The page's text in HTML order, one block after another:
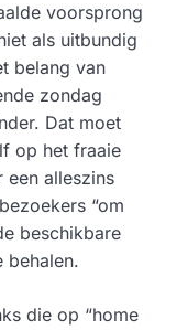
voorsprong
als uitbundig
belang van
zondag
Dat moet
op het fraaie
een alleszins
“om
beschikbare
behalen.
die op “home